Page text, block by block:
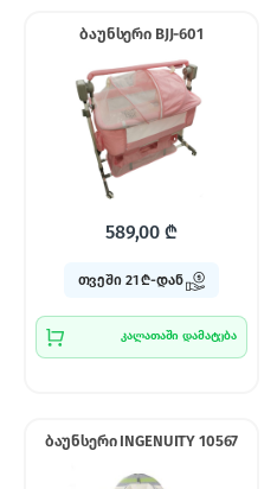
ბაუნსერი BJJ-601
589,00₾
თვეში 21 ₾-დან
კალათაში დამატება
ბაუნსერი INGENUITY 10567